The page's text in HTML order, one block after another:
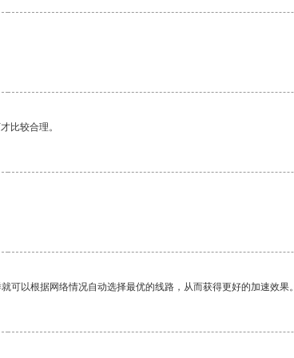
比较合理。
以根据网络情况自动选择最优的线路，从而获得更好的加速效果。